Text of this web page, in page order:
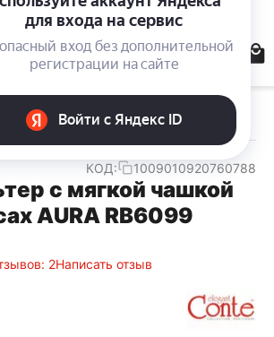
КОД: 1009010920760788
с мягкой чашкой
AURA RB6099
2Написать отзыв